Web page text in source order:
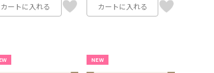
カートに入れる
カートに入れる
NEW